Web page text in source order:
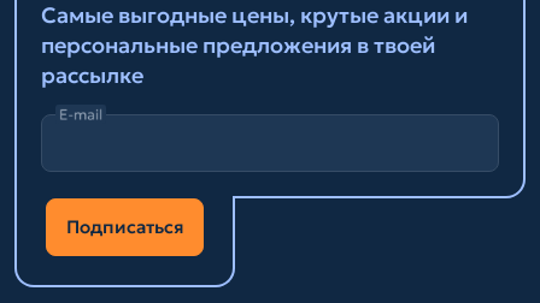
Самые выгодные цены, крутые акции и
персональные предложения в твоей
рассылке
E-mail
Подписаться